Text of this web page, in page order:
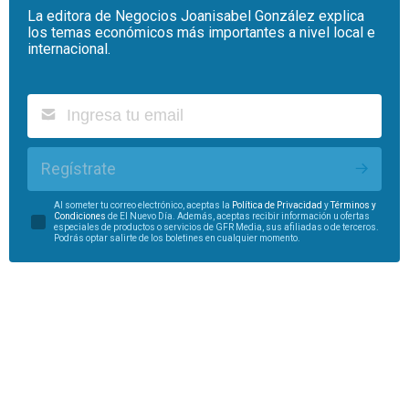
La editora de Negocios Joanisabel González explica
los temas económicos más importantes a nivel local e
internacional.
Regístrate
Al someter tu correo electrónico, aceptas la Política de Privacidad yTérminos y
Condiciones de El Nuevo Día. Además, aceptas recibir información u ofertas
especiales de productos o servicios de GFR Media, sus afiliadas o de terceros.
Podrás optar salirte de los boletines en cualquier momento.